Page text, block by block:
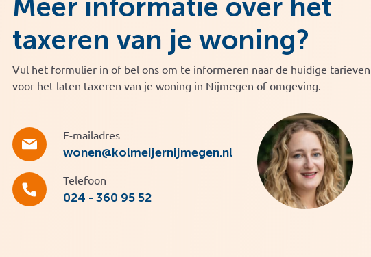
Meer informatie over het
taxeren van je woning?
Vul het formulier in of bel ons om te informeren naar de huidige tarieven
voor het laten taxeren van je woning in Nijmegen of omgeving.
E-mailadres
wonen@kolmeijernijmegen.nl
Telefoon
024 - 360 95 52